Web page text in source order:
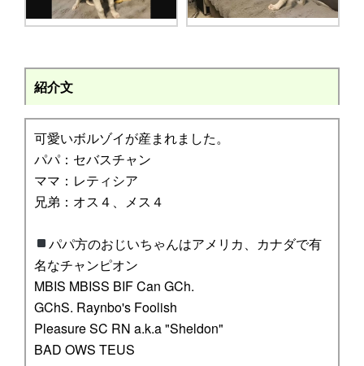
紹介文
可愛いボルゾイが産まれました。
パパ：セバスチャン
ママ：レティシア
兄弟：オス４、メス４
パパ方のおじいちゃんはアメリカ、カナダで有
名なチャンピオン
MBIS MBISS BIF Can GCh.
GChS. Raynbo's Foolish
Pleasure SC RN a.k.a "Sheldon"
BAD OWS TEUS